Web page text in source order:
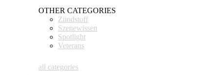
OTHER CATEGORIES
Zündstoff
Szenewissen
Spotlight
Veterans
all categories